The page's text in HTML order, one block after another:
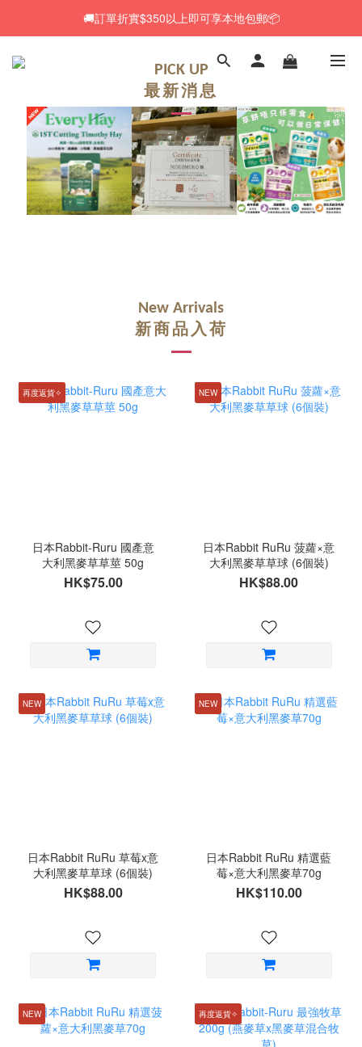
🚚訂單折實$350以上即可享本地包郵📦
🚚訂單折實$350以上即可享本地包郵📦
🆕 Rabbit RuRu 新貨到港！人氣黑麥草系列同步補貨🌿
🎁「免費試食專區」｜主糧・牧草・小食先試後買✨
🚚訂單折實$350以上即可享本地包郵📦
PICK UP
最新消息
New Arrivals
新商品入荷
再度返貨✧
日本Rabbit-Ruru 國產意
大利黑麥草草莖 50g
HK$75.00
NEW
日本Rabbit RuRu 菠蘿×意
大利黑麥草草球 (6個裝)
HK$88.00
NEW
日本Rabbit RuRu 草莓x意
大利黑麥草草球 (6個裝)
HK$88.00
NEW
日本Rabbit RuRu 精選藍
莓×意大利黑麥草70g
HK$110.00
NEW 再度返貨✧